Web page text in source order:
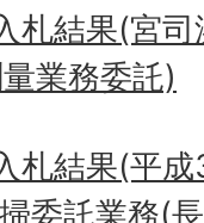
札結果(宮
業務委託)
札結果(平
委託業務(